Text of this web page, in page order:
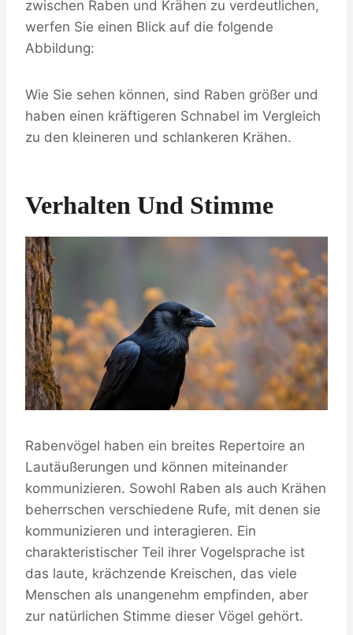
zwischen Raben und Krähen zu verdeutlichen,
werfen Sie einen Blick auf die folgende
Abbildung:
Wie Sie sehen können, sind Raben größer und
haben einen kräftigeren Schnabel im Vergleich
zu den kleineren und schlankeren Krähen.
Verhalten Und Stimme
Rabenvögel haben ein breites Repertoire an
Lautäußerungen und können miteinander
kommunizieren. Sowohl Raben als auch Krähen
beherrschen verschiedene Rufe, mit denen sie
kommunizieren und interagieren. Ein
charakteristischer Teil ihrer Vogelsprache ist
das laute, krächzende Kreischen, das viele
Menschen als unangenehm empfinden, aber
zur natürlichen Stimme dieser Vögel gehört.